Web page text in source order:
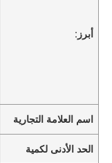
أبرز:
اسم العلامة التجارية
الحد الأدنى لكمية